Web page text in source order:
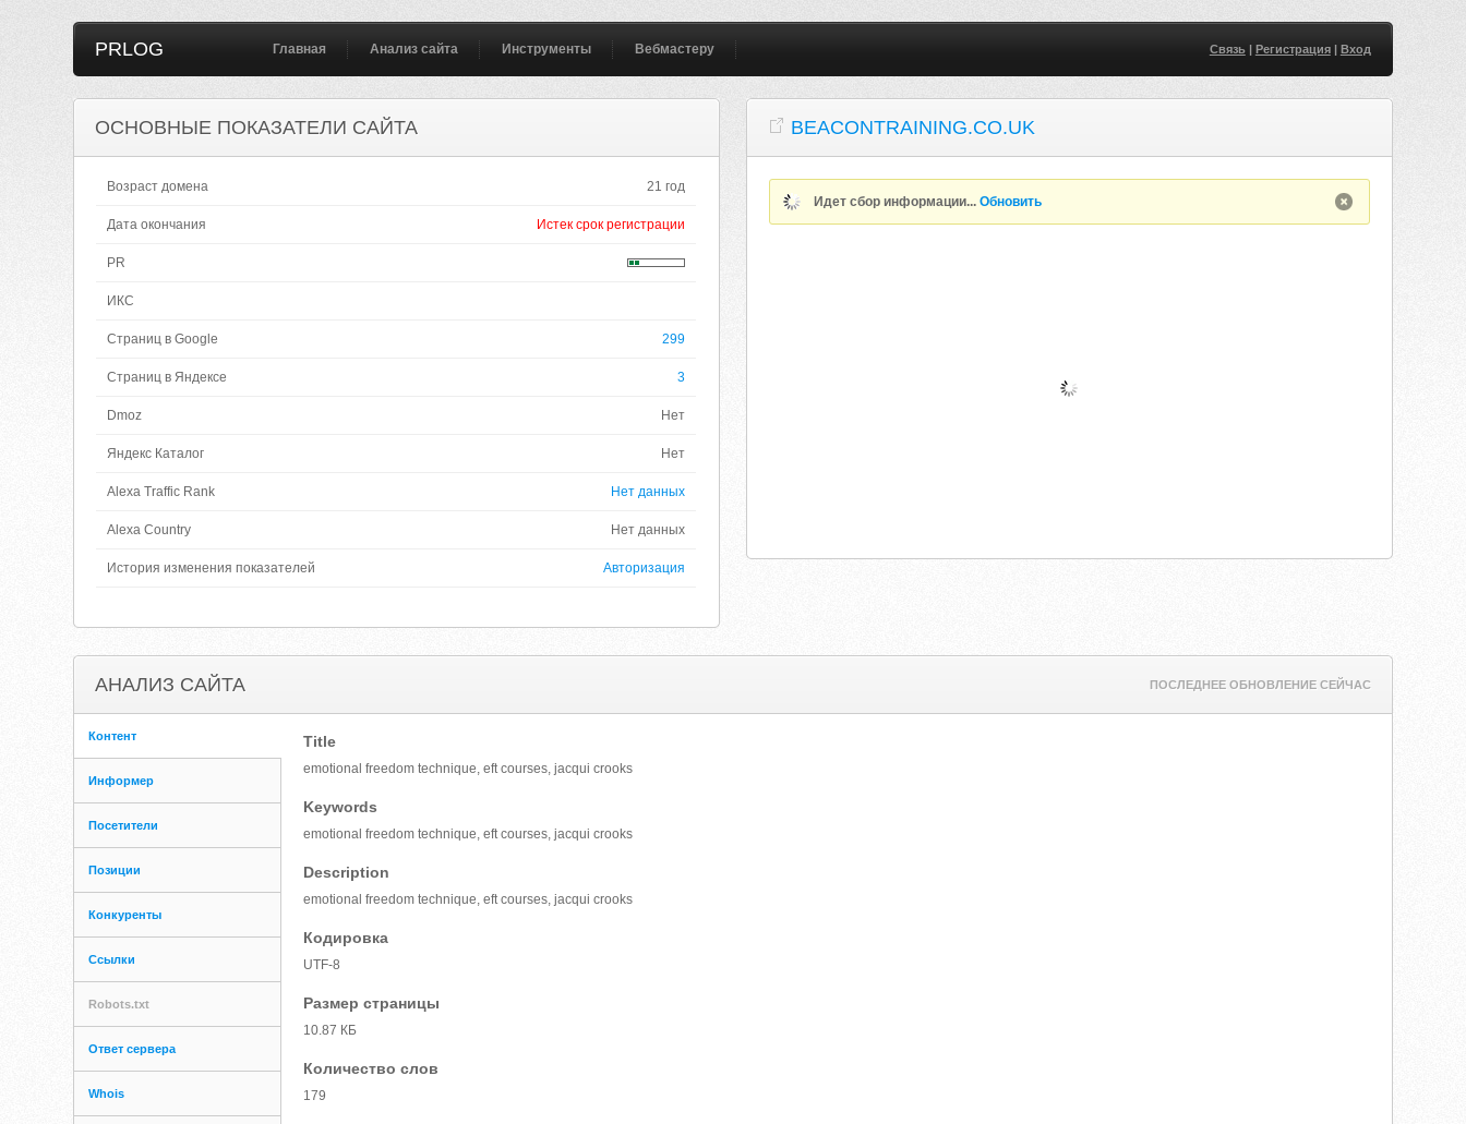
PRLOG Главная Анализ сайта Инструменты Вебмастеру Связь| Регистрация| Вход
ОСНОВНЫЕ ПОКАЗАТЕЛИ САЙТА
Возраст домена 21 год
Дата окончания Истек срок регистрации
PR
ИКС
Страниц в Google 299
Страниц в Яндексе 3
Dmoz Нет
Яндекс Каталог Нет
Alexa Traffic Rank Нет данных
Alexa Country Нет данных
История изменения показателей Авторизация
BEACONTRAINING.CO.UK
Идет сбор информации...Обновить
АНАЛИЗ САЙТА ПОСЛЕДНЕЕ ОБНОВЛЕНИЕ СЕЙЧАС
Контент
Информер
Посетители
Позиции
Конкуренты
Ссылки
Robots.txt
Ответ сервера
Whois
Title
emotional freedom technique, eft courses, jacqui crooks
Keywords
emotional freedom technique, eft courses, jacqui crooks
Description
emotional freedom technique, eft courses, jacqui crooks
Кодировка
UTF-8
Размер страницы
10.87 КБ
Количество слов
179